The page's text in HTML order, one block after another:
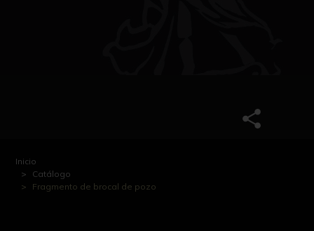
Inicio
Catálogo
Fragmento de brocal de pozo